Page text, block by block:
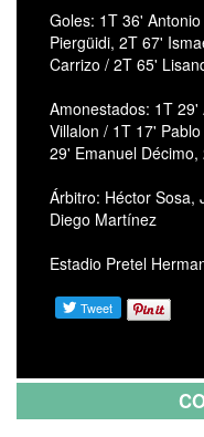
Goles: 1T 36'
Piergüidi, 2T 67'
Carrizo / 2T 65'
Amonestados: 1T
Villalon / 1T 17'
29' Emanuel
Árbitro: Héctor Sosa,
Diego Martínez
Estadio Pretel